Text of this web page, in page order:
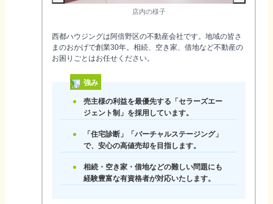
店内の様子
西都ハウジングは阿倍野区の不動産会社です。地域の皆さ
まのおかげで創業30年。相続、空き家、借地など不動産の
お困りごとはお任せください。
強み
売主様の利益を最優先する「セラーズエー
ジェント制」を採用しています。
「住宅診断」「バーチャルステージング」
で、安心の高値売却を目指します。
相続・空き家・借地などの難しい問題にも
経験豊富な有資格者が対応いたします。